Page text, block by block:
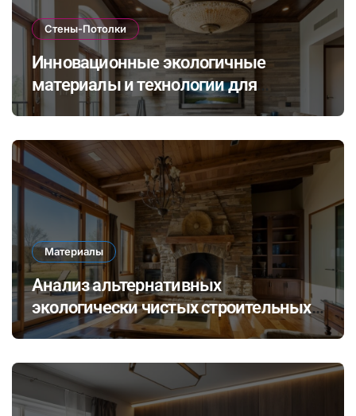
Стены-Потолки
Инновационные экологичные
материалы и технологии для
стильной и долговечной отделки
Материалы
Анализ альтернативных
экологически чистых строительных
материалов: ревитализация отходов
технологиях